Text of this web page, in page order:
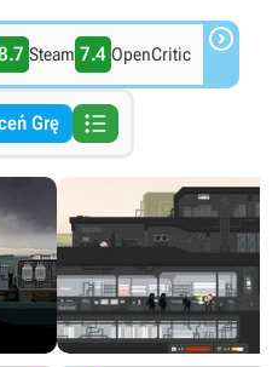
Steam 7.4 OpenCritic 
Grę 